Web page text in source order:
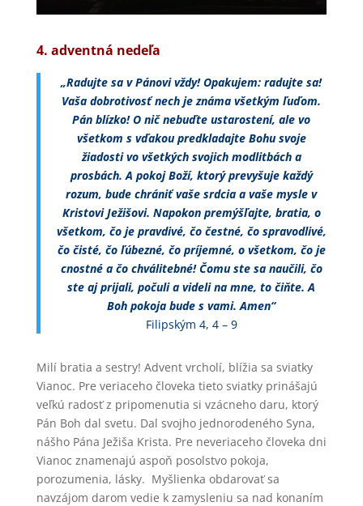
4. adventná nedeľa
„Radujte sa v Pánovi vždy! Opakujem: radujte sa!
Vaša dobrotivosť nech je známa všetkým ľuďom.
Pán blízko! O nič nebuďte ustarostení, ale vo
všetkom s vďakou predkladajte Bohu svoje
žiadosti vo všetkých svojich modlitbách a
prosbách. A pokoj Boží, ktorý prevyšuje každý
rozum, bude chrániť vaše srdcia a vaše mysle v
Kristovi Ježišovi. Napokon premýšľajte, bratia, o
všetkom, čo je pravdivé, čo čestné, čo spravodlivé,
čo čisté, čo ľúbezné, čo príjemné, o všetkom, čo je
cnostné a čo chválitebné! Čomu ste sa naučili, čo
ste aj prijali, počuli a videli na mne, to čiňte. A
Boh pokoja bude s vami. Amen“
Filipským 4, 4 – 9
Milí bratia a sestry! Advent vrcholí, blížia sa sviatky
Vianoc. Pre veriaceho človeka tieto sviatky prinášajú
veľkú radosť z pripomenutia si vzácneho daru, ktorý
Pán Boh dal svetu. Dal svojho jednorodeného Syna,
nášho Pána Ježiša Krista. Pre neveriaceho človeka dni
Vianoc znamenajú aspoň posolstvo pokoja,
porozumenia, lásky. Myšlienka obdarovať sa
navzájom darom vedie k zamysleniu sa nad konaním